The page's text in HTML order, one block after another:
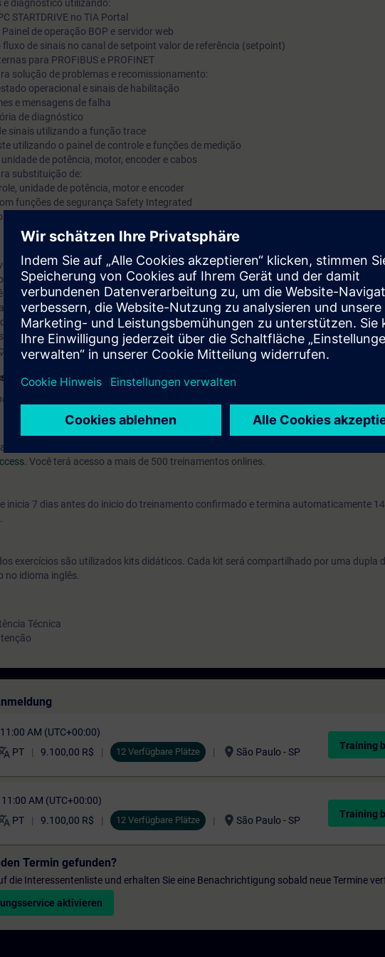
e diagnóstico utilizando:
STARTDRIVE no TIA Portal
de operação BOP e servidor web
fluxo de sinais no canal de setpoint valor de referência (setpoint)
para PROFIBUS e PROFINET
solução de problemas e recomissionamento:
operacional e sinais de habilitação
e mensagens de falha
de diagnóstico
sinais utilizando a função trace
utilizando o painel de controle e funções de medição
de potência, motor, encoder e cabos
substituição de:
unidade de potência, motor e encoder
funções de segurança Safety Integrated
em equipamento de treinamento com SINAMICS S120 no formato booksize
pela operação confiável do sistema de acionamento SINAMICS S120. Quando
no menor tempo possível para retomar a operação.
aprenderá a manusear corretamente e com segurança os acionamentos SINAMICS
Com base em diversos cenários, você praticará medidas adequadas como backup de
e recomissionamento.
você será capaz de identificar a causa das falhas e solucioná-las mais rapidamente.
na planta ou sistema, você também estará apto a adaptar a parametrização.
de acionamentos em corrente alternada e Conhecimentos básicos em
do seu curso, você recebe uma conta de teste gratuito para acessar a Plataforma de
Você terá acesso a mais de 500 treinamentos onlines.
inicia 7 dias antes do inicio do treinamento confirmado e termina automaticamente
exercícios são utilizados kits didáticos. Cada kit será compartilhado por uma dupla
no idioma inglês.
Técnica
AM (UTC+00:00)
PT 9.100,00 R$ 12 Verfügbare Plätze location_on São Paulo - SP
Training
AM (UTC+00:00)
PT 9.100,00 R$ 12 Verfügbare Plätze location_on São Paulo - SP
Training
Termin gefunden?
die Interessentenliste und erhalten Sie eine Benachrichtigung sobald neue Termine
aktivieren